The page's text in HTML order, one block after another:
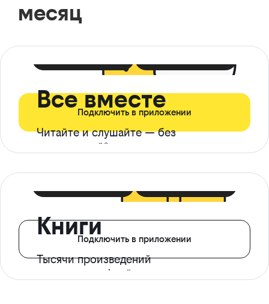
месяц
Все вместе
Читайте и слушайте — без
ограничений*
Подключить в приложении
Книги
Тысячи произведений
с доступом офлайн
Подключить в приложении